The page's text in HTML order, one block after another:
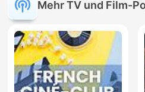
Mehr TV und Film-